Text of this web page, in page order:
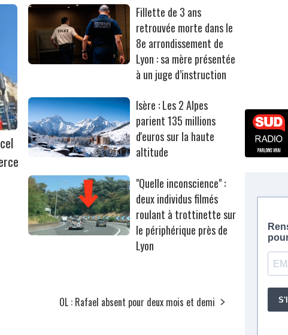
Fillette de 3 ans
retrouvée morte dans le
8e arrondissement de
Lyon : sa mère présentée
à un juge d’instruction
Isère : Les 2 Alpes
parient 135 millions
d'euros sur la haute
altitude
"Quelle inconscience" :
deux individus filmés
roulant à trottinette sur
le périphérique près de
Lyon
OL : Rafael absent pour deux mois et demi